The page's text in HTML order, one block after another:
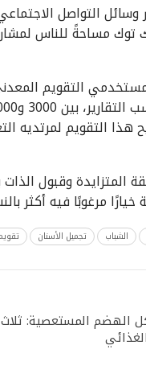
التواصل
توك مساحةً للناس
التقويم المعدني
هذا التقويم
المتزايدة وقبول
خيارًا مرغوبًا فيه أكثر
الشباب تجميل الأسنان
الهضم المستعصية: ثلاث